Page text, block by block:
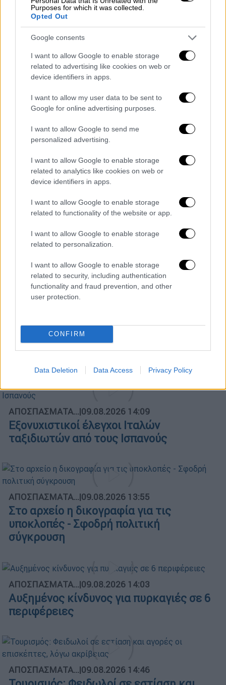
Purposes for which it was collected.
Opted Out
Google consents
I want to allow Google to enable storage
related to advertising like cookies on web or
device identifiers in apps.
I want to allow my user data to be sent to
Google for online advertising purposes.
I want to allow Google to send me
personalized advertising.
I want to allow Google to enable storage
related to analytics like cookies on web or
device identifiers in apps.
I want to allow Google to enable storage
related to functionality of the website or app.
I want to allow Google to enable storage
related to personalization.
I want to allow Google to enable storage
related to security, including authentication
functionality and fraud prevention, and other
user protection.
CONFIRM
Data Deletion Data Access Privacy Policy
εμπνεύστηκε την ιδέα
ΑΛΛΑ #TAGS
καραντίνα
ΗΠΑ
Ντόναλντ Τραμπ
φορολογία
έμφυλη βία
Καστοριά
POPULAR VIDEOS
Μεσημεριανό...|09.08.2026 14:15
Μεσημεριανό δελτίο ειδήσεων
09/08/2026
ΑΠΟΣΠΑΣΜΑΤΑ...|09.08.2026 14:09
Εξονυχιστικοί έλεγχοι Ιταλών
ταξιδιωτών από τους Ισπανούς
ΑΠΟΣΠΑΣΜΑΤΑ...|09.08.2026 13:55
Στο αρχείο η δικογραφία για τις
υποκλοπές - Σφοδρή πολιτική
σύγκρουση
ΑΠΟΣΠΑΣΜΑΤΑ...|09.08.2026 14:03
Αυξημένος κίνδυνος για πυρκαγιές σε 6
περιφέρειες
ΑΠΟΣΠΑΣΜΑΤΑ...|09.08.2026 14:46